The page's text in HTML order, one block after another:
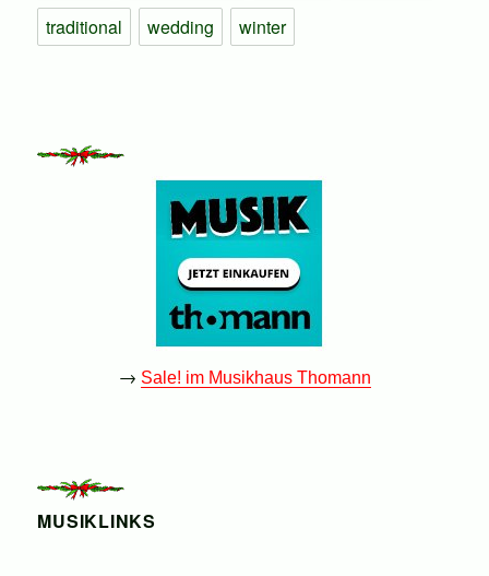
traditional
wedding winter
→ Sale! im Musikhaus Thomann
MUSIKLINKS